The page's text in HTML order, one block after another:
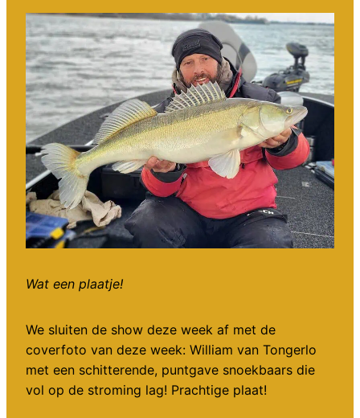
Wat een plaatje!
We sluiten de show deze week af met de
coverfoto van deze week: William van Tongerlo
met een schitterende, puntgave snoekbaars die
vol op de stroming lag! Prachtige plaat!